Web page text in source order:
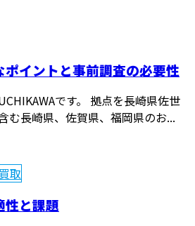
イントと事前調査の必要性
です。 拠点を長崎県佐世
む長崎県、佐賀県、福岡県のお...
取
性と課題